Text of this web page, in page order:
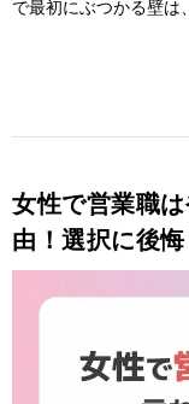
で最初にぶつかる壁
女性で営業職
由！選択に後